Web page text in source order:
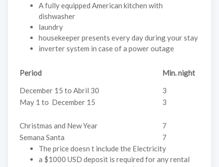
A fully equipped American kitchen with
dishwasher
laundry
housekeeper presents every day during your stay
inverter system in case of a power outage
Period
Min. night
December 15 to Abril 30
3
May 1 to December 15
3
Christmas and New Year
7
Semana Santa
7
The price doesn t include the Electricity
a $1000 USD deposit is required for any rental